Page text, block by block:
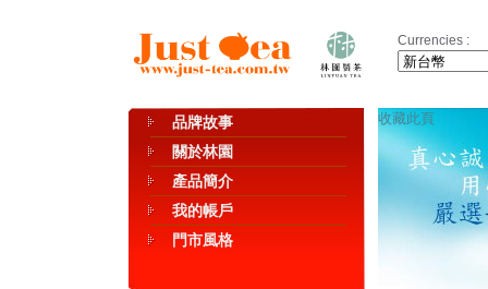
Currencies :
品牌故事
關於林園
產品簡介
我的帳戶
門市風格
收藏此頁